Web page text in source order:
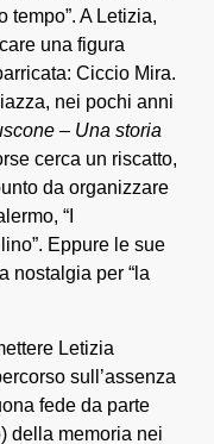
tempo”. A Letizia,
una figura
Ciccio Mira.
nei pochi anni
– Una storia
cerca un riscatto,
da organizzare
“I
Eppure le sue
nostalgia per “la
Letizia
sull’assenza
fede da parte
della memoria nei